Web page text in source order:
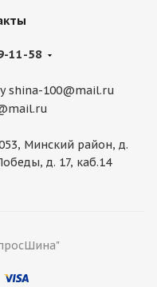
11-58
shina-100@mail.ru
Минский район, д.
д. 17, каб.14